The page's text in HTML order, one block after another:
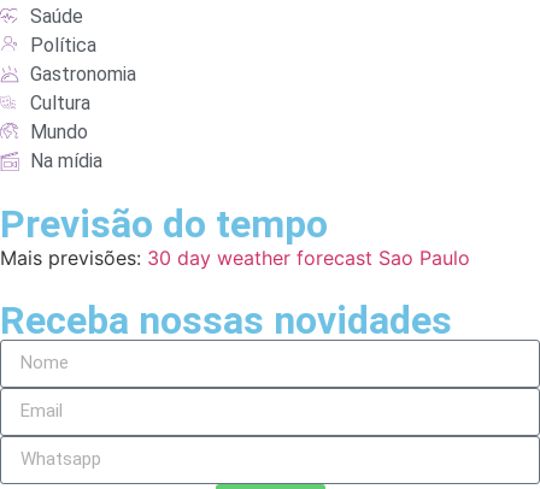
Saúde
Política
Gastronomia
Cultura
Mundo
Na mídia
Previsão do tempo
Mais previsões: 30 day weather forecast Sao Paulo
Receba nossas novidades